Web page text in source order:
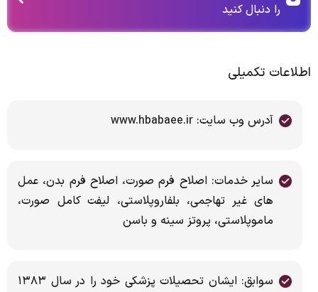
را دنبال کنید
اطلاعات تکمیلی
آدرس وب سایت: www.hbabaee.ir
سایر خدمات: اصلاح فرم صورت، اصلاح فرم بدن، عمل
های غیر تهاجمی، بلفاروپلاستی، لیفت کامل صورت،
ماموپلاستی، پروتز سینه و باسن
سوابق: ایشان تحصیلات پزشکی خود را در سال ۱۳۸۳